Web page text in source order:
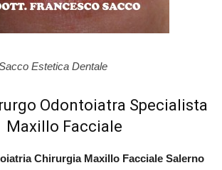
Estetica Dentale
Odontoiatra Specialista
Maxillo Facciale
Chirurgia Maxillo Facciale Salerno